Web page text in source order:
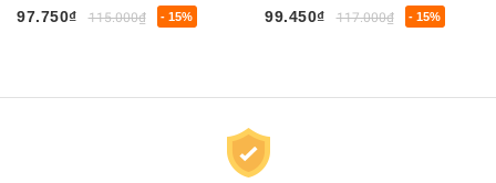
97.750₫
115.000₫ - 15%
Điện Tử Có Lõi Flux
99.450₫ 117.000₫ - 15%